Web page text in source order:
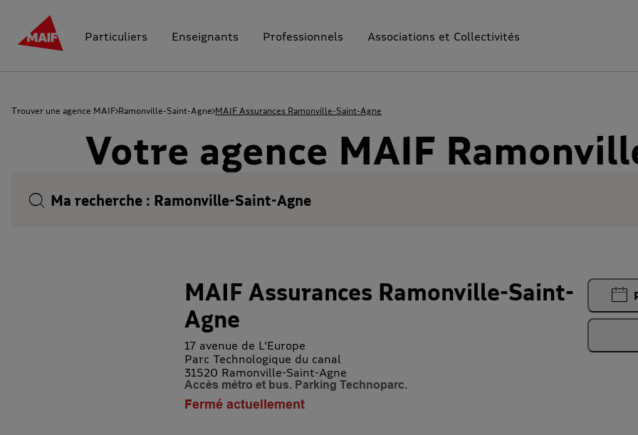
Particuliers Enseignants Professionnels Associations et Collectivités
Trouver une agence MAIF Ramonville-Saint-Agne MAIF Assurances Ramonville-Saint-Agne
Votre agence MAIF
Ma recherche : Ramonville-Saint-Agne
MAIF Assurances Ramonville-Saint-
Agne
17 avenue de L'Europe
Parc Technologique du canal
31520 Ramonville-Saint-Agne
Accès métro et bus. Parking Technoparc.
Fermé actuellement